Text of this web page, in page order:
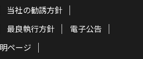
当社の勧誘方針
最良執行方針
電子公告
ページ